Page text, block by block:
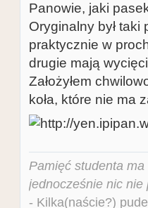
Panowie, jaki
Oryginalny był taki
praktycznie w
drugie mają
Założyłem
koła, które nie ma
Pamięć studenta
jednocześnie nic nie
- Kilka(naście?)